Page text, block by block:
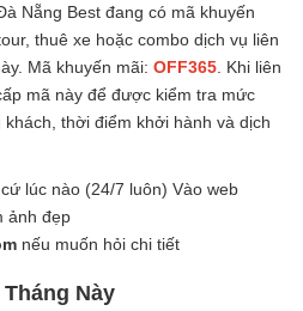
Nẵng Best đang có mã khuyến
thuê xe hoặc combo dịch vụ liên
Mã khuyến mãi:OFF365 . Khi liên
mã này để được kiểm tra mức
thời điểm khởi hành và dịch
lúc nào (24/7 luôn) Vào web
ảnh đẹp
nếu muốn hỏi chi tiết
Này